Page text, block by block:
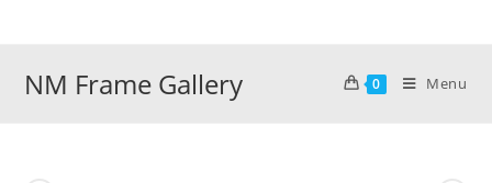
NM Frame Gallery 0 Menu